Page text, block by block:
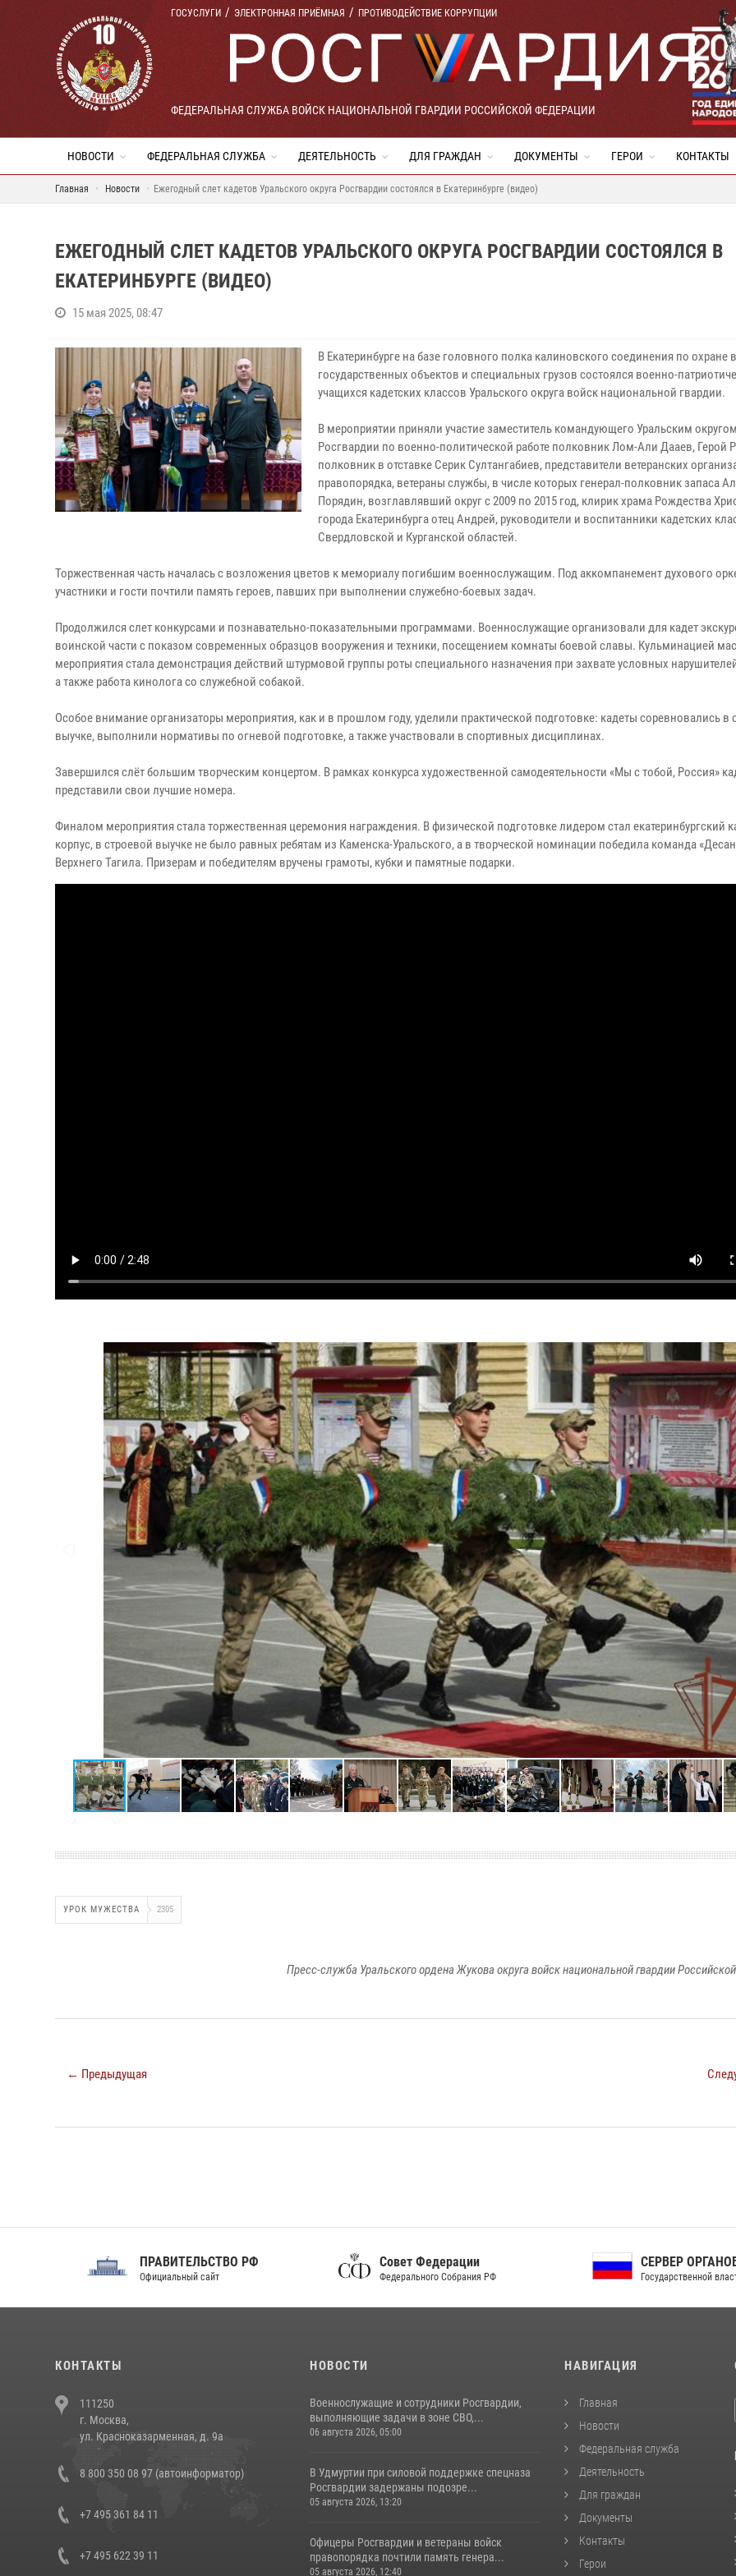
ГОСУСЛУГИ ЭЛЕКТРОННАЯ ПРИЁМНАЯ ПРОТИВОДЕЙСТВИЕ КОРРУПЦИИ
ФЕДЕРАЛЬНАЯ СЛУЖБА ВОЙСК НАЦИОНАЛЬНОЙ ГВАРДИИ РОССИЙСКОЙ ФЕДЕРАЦИИ
НОВОСТИ ФЕДЕРАЛЬНАЯ СЛУЖБА ДЕЯТЕЛЬНОСТЬ ДЛЯ ГРАЖДАН ДОКУМЕНТЫ ГЕРОИ КОНТАКТЫ
Главная Новости Ежегодный слет кадетов Уральского округа Росгвардии состоялся в Екатеринбурге (видео)
ЕЖЕГОДНЫЙ СЛЕТ КАДЕТОВ УРАЛЬСКОГО ОКРУГА РОСГВАРДИИ СОСТОЯЛСЯ В
ЕКАТЕРИНБУРГЕ (ВИДЕО)
15 мая 2025, 08:47
В Екатеринбурге на базе головного полка калиновского соединения по охране
государственных объектов и специальных грузов состоялся военно-
учащихся кадетских классов Уральского округа войск национальной гвардии.
В мероприятии приняли участие заместитель командующего Уральским округом
Росгвардии по военно-политической работе полковник Лом-Али Дааев, Герой
полковник в отставке Серик Султангабиев, представители ветеранских
правопорядка, ветераны службы, в числе которых генерал-полковник запаса
Порядин, возглавлявший округ с 2009 по 2015 год, клирик храма Рождества
города Екатеринбурга отец Андрей, руководители и воспитанники кадетских
Свердловской и Курганской областей.
Торжественная часть началась с возложения цветов к мемориалу погибшим военнослужащим. Под аккомпанемент духового
участники и гости почтили память героев, павших при выполнении служебно-боевых задач.
Продолжился слет конкурсами и познавательно-показательными программами. Военнослужащие организовали для кадет
воинской части с показом современных образцов вооружения и техники, посещением комнаты боевой славы. Кульминацией
мероприятия стала демонстрация действий штурмовой группы роты специального назначения при захвате условных
а также работа кинолога со служебной собакой.
Особое внимание организаторы мероприятия, как и в прошлом году, уделили практической подготовке: кадеты соревновались в
выучке, выполнили нормативы по огневой подготовке, а также участвовали в спортивных дисциплинах.
Завершился слёт большим творческим концертом. В рамках конкурса художественной самодеятельности «Мы с тобой, Россия»
представили свои лучшие номера.
Финалом мероприятия стала торжественная церемония награждения. В физической подготовке лидером стал екатеринбургский
корпус, в строевой выучке не было равных ребятам из Каменска-Уральского, а в творческой номинации победила команда
Верхнего Тагила. Призерам и победителям вручены грамоты, кубки и памятные подарки.
УРОК МУЖЕСТВА 2305
Пресс-служба Уральского ордена Жукова округа войск национальной гвардии
← Предыдущая
ПРАВИТЕЛЬСТВО РФ
Официальный сайт
Совет Федерации
Федерального Собрания РФ
СЕРВЕР ОРГАНОВ
Государственной власти РФ
КОНТАКТЫ
111250
г. Москва,
ул. Красноказарменная, д. 9а
8 800 350 08 97 (автоинформатор)
+7 495 361 84 11
+7 495 622 39 11
НОВОСТИ
Военнослужащие и сотрудники Росгвардии,
выполняющие задачи в зоне СВО,...
06 августа 2026, 05:00
В Удмуртии при силовой поддержке спецназа
Росгвардии задержаны подозре...
05 августа 2026, 13:20
Офицеры Росгвардии и ветераны войск
правопорядка почтили память генера...
05 августа 2026, 12:40
НАВИГАЦИЯ
Главная
Новости
Федеральная служба
Деятельность
Для граждан
Документы
Контакты
Герои